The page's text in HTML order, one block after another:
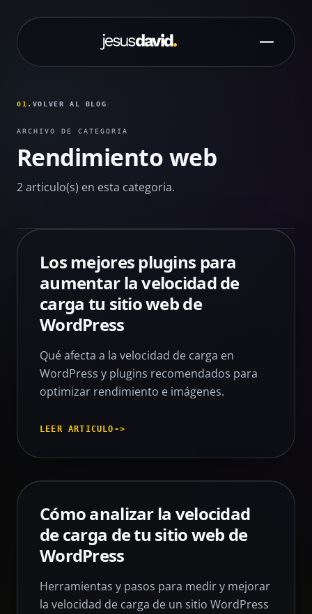
01. VOLVER AL BLOG
ARCHIVO DE CATEGORIA
Rendimiento web
2 articulo(s) en esta categoria.
Los mejores plugins para
aumentar la velocidad de
carga tu sitio web de
WordPress
Qué afecta a la velocidad de carga en
WordPress y plugins recomendados para
optimizar rendimiento e imágenes.
LEER ARTICULO ->
Cómo analizar la velocidad
de carga de tu sitio web de
WordPress
Herramientas y pasos para medir y mejorar
la velocidad de carga de un sitio WordPress